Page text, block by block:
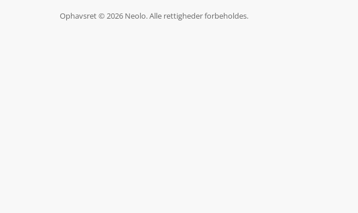
Ophavsret © 2026 Neolo. Alle rettigheder forbeholdes.